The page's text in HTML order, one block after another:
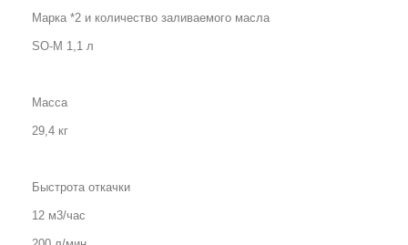
Марка *2 и количество заливаемого масла
SO-M 1,1 л
Масса
29,4 кг
Быстрота откачки
12 м3/час